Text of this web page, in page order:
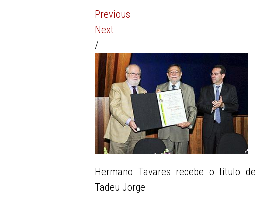
Previous
Next
/
Hermano Tavares recebe o título de
Tadeu Jorge